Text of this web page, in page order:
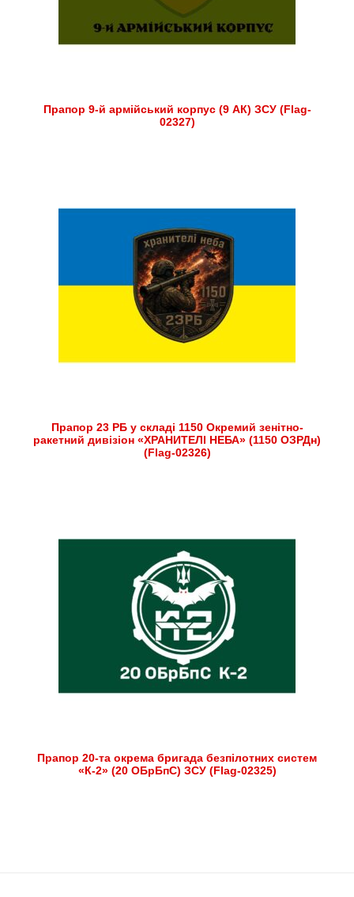
Прапор 9-й армійський корпус (9 АК) ЗСУ (Flag-
02327)
Прапор 23 РБ у складі 1150 Окремий зенітно-
ракетний дивізіон «ХРАНИТЕЛІ НЕБА» (1150 ОЗРДн)
(Flag-02326)
Прапор 20-та окрема бригада безпілотних систем
«К-2» (20 ОБрБпС) ЗСУ (Flag-02325)